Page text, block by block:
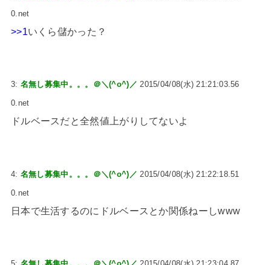
0.net
>>1いくら儲かった？
3: 名無し募集中。。。＠＼(^o^)／ 2015/04/08(水) 21:21:03.56
0.net
ドルベースだと全然値上がりしてないよ
4: 名無し募集中。。。＠＼(^o^)／ 2015/04/08(水) 21:22:18.51
0.net
日本で生活するのにドルベースとか関係ねーしwww